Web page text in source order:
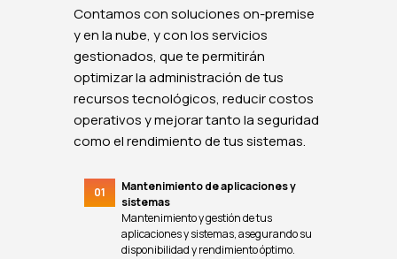
Contamos con soluciones on-premise
y en la nube, y con los servicios
gestionados, que te permitirán
optimizar la administración de tus
recursos tecnológicos, reducir costos
operativos y mejorar tanto la seguridad
como el rendimiento de tus sistemas.
01
Mantenimiento de aplicaciones y
sistemas
Mantenimiento y gestión de tus
aplicaciones y sistemas, asegurando su
disponibilidad y rendimiento óptimo.